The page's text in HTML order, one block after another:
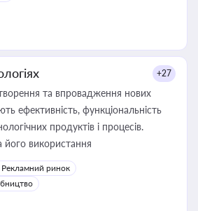
+27
та впровадження нових
ефективність, функціональність
продуктів і процесів.
його використання
Рекламний ринок